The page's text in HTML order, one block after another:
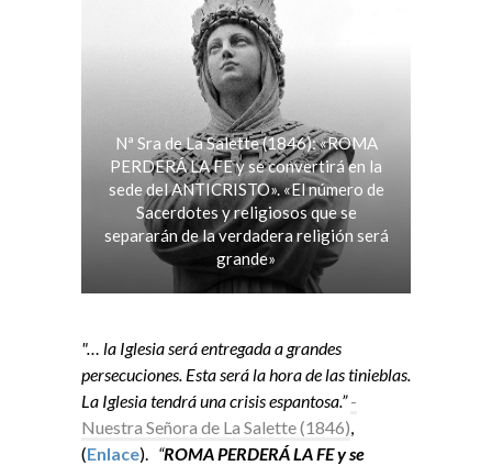
Nª Sra de La Salette (1846): «ROMA
PERDERÁ LA FE y se convertirá en la
sede del ANTICRISTO». «El número de
Sacerdotes y religiosos que se
separarán de la verdadera religión será
grande»
"… la Iglesia será entregada a grandes
persecuciones. Esta será la hora de las tinieblas.
La Iglesia tendrá una crisis espantosa.” -
Nuestra Señora de La Salette (1846),
(Enlace). “ROMA PERDERÁ LA FE y se